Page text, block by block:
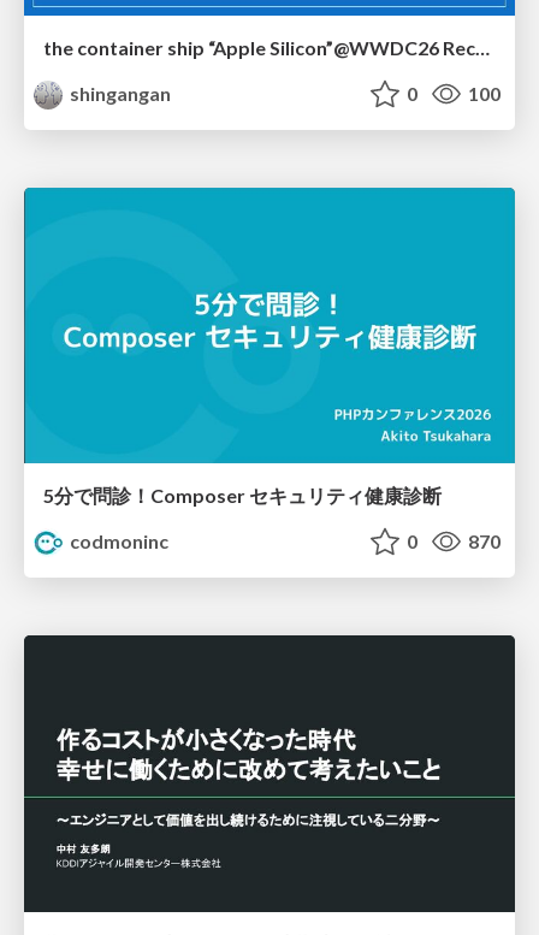
shingangan
0 100
5分で問診！Composer セキュリティ健康診断
codmoninc
0 870